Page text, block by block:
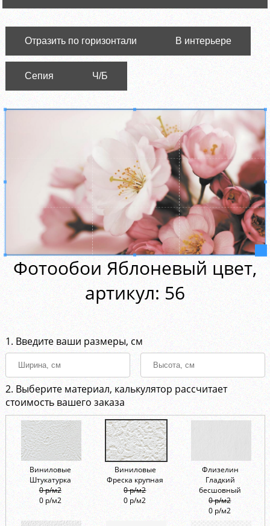
Отразить по горизонтали В интерьере
Сепия Ч/Б
Фотообои Яблоневый цвет,
aртикул: 56
1. Введите ваши размеры, см
2. Выберите материал, калькулятор рассчитает
стоимость вашего заказа
Виниловые
Штукатурка
0 р/м2
0 р/м2
Виниловые
Фреска крупная
0 р/м2
0 р/м2
Флизелин
Гладкий
бесшовный
0 р/м2
0 р/м2